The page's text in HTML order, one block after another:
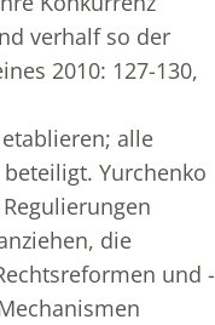
verhalf so der
2010: 127-130,
alle
Yurchenko
die
und -